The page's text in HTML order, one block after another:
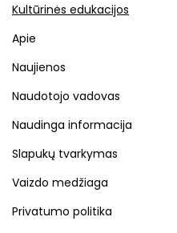
Kultūrinės edukacijos
Apie
Naujienos
Naudotojo vadovas
Naudinga informacija
Slapukų tvarkymas
Vaizdo medžiaga
Privatumo politika